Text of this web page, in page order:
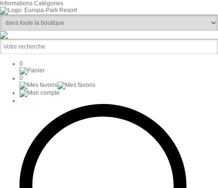
Informations Catégories
0
0